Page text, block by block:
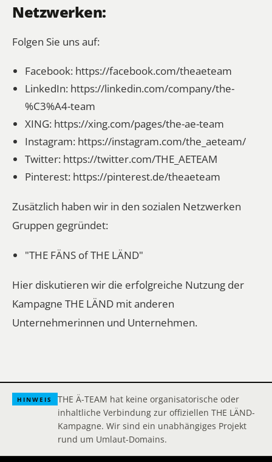
Netzwerken:
Folgen Sie uns auf:
Facebook: https://facebook.com/theaeteam
LinkedIn: https://linkedin.com/company/the-
%C3%A4-team
XING: https://xing.com/pages/the-ae-team
Instagram: https://instagram.com/the_aeteam/
Twitter: https://twitter.com/THE_AETEAM
Pinterest: https://pinterest.de/theaeteam
Zusätzlich haben wir in den sozialen Netzwerken
Gruppen gegründet:
"THE FÄNS of THE LÄND"
Hier diskutieren wir die erfolgreiche Nutzung der
Kampagne THE LÄND mit anderen
Unternehmerinnen und Unternehmen.
HINWEIS
THE Ä-TEAM hat keine organisatorische oder
inhaltliche Verbindung zur offiziellen THE LÄND-
Kampagne. Wir sind ein unabhängiges Projekt
rund um Umlaut-Domains.